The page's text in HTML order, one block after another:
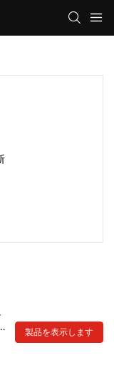
製品を表示します